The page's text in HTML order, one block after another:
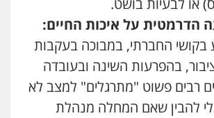
או לבעיות בושט.
הדרמטית על איכות החיים:
בקושי החברתי, במבוכה בעקבות
בהפרעות השינה ובעובדה
רבים פשוט "מתרגלים" למצב לא
להבין שאם המחלה מנהלת